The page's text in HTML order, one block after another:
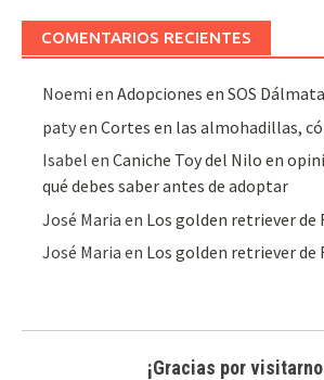
artículos
COMENTARIOS RECIENTES
Noemi enAdopciones en SOS
patyenCortes en las almohadillas,
Isabel enCaniche Toy del Nilo en
qué debes saber antes de adoptar
José Maria en Los golden retriever de
José Maria en Los golden retriever de
¡Gracias por